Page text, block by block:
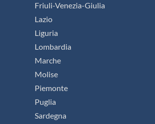
Friuli-Venezia-Giulia
Lazio
Liguria
Lombardia
Marche
Molise
Piemonte
Puglia
Sardegna